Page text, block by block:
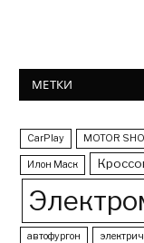
МЕТКИ
CarPlay MOTOR
Илон Маск
автофургон